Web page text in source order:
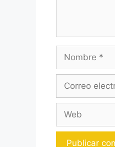
electrónico